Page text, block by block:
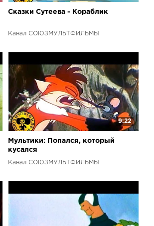
Сказки Сутеева - Кораблик
Канал СОЮЗМУЛЬТФИЛЬМЫ
9:22
Мультики: Попался, который
кусался
Канал СОЮЗМУЛЬТФИЛЬМЫ